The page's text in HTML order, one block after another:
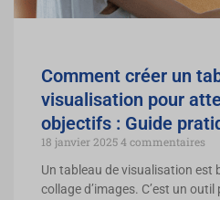
Comment créer un
visualisation pour
objectifs : Guide
18 janvier 20254 commentaires
Un tableau de visualisation est
collage d’images. C’est un